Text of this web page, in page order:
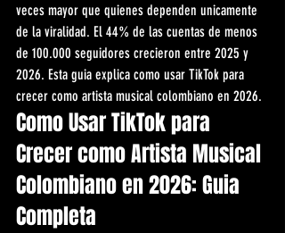
veces mayor que quienes dependen unicamente
de la viralidad. El 44% de las cuentas de menos
de 100.000 seguidores crecieron entre 2025 y
2026. Esta guia explica como usar TikTok para
crecer como artista musical colombiano en 2026.
Como Usar TikTok para
Crecer como Artista Musical
Colombiano en 2026: Guia
Completa